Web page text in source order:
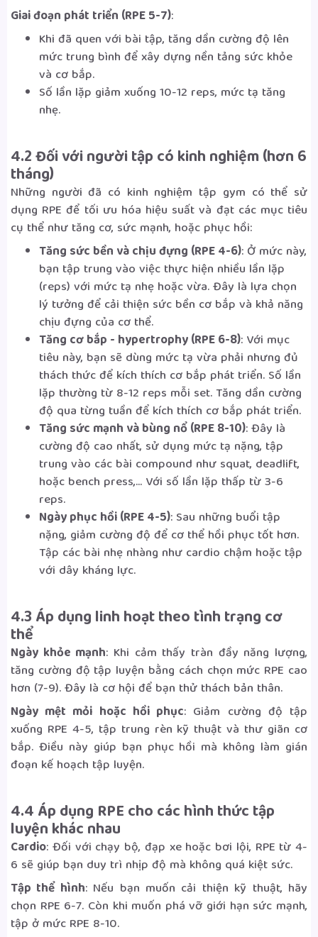
Giai đoạn phát triển (RPE 5-7):
Khi đã quen với bài tập, tăng dần cường độ lên
mức trung bình để xây dựng nền tảng sức khỏe
và cơ bắp.
Số lần lặp giảm xuống 10-12 reps, mức tạ tăng
nhẹ.
4.2 Đối với người tập có kinh nghiệm (hơn 6
tháng)
Những người đã có kinh nghiệm tập gym có thể sử
dụng RPE để tối ưu hóa hiệu suất và đạt các mục tiêu
cụ thể như tăng cơ, sức mạnh, hoặc phục hồi:
Tăng sức bền và chịu đựng (RPE 4-6): Ở mức này,
bạn tập trung vào việc thực hiện nhiều lần lặp
(reps) với mức tạ nhẹ hoặc vừa. Đây là lựa chọn
lý tưởng để cải thiện sức bền cơ bắp và khả năng
chịu đựng của cơ thể.
Tăng cơ bắp - hypertrophy (RPE 6-8): Với mục
tiêu này, bạn sẽ dùng mức tạ vừa phải nhưng đủ
thách thức để kích thích cơ bắp phát triển. Số lần
lặp thường từ 8-12 reps mỗi set. Tăng dần cường
độ qua từng tuần để kích thích cơ bắp phát triển.
Tăng sức mạnh và bùng nổ (RPE 8-10): Đây là
cường độ cao nhất, sử dụng mức tạ nặng, tập
trung vào các bài compound như squat, deadlift,
hoặc bench press,... Với số lần lặp thấp từ 3-6
reps.
Ngày phục hồi (RPE 4-5): Sau những buổi tập
nặng, giảm cường độ để cơ thể hồi phục tốt hơn.
Tập các bài nhẹ nhàng như cardio chậm hoặc tập
với dây kháng lực.
4.3 Áp dụng linh hoạt theo tình trạng cơ
thể
Ngày khỏe mạnh: Khi cảm thấy tràn đầy năng lượng,
tăng cường độ tập luyện bằng cách chọn mức RPE cao
hơn (7-9). Đây là cơ hội để bạn thử thách bản thân.
Ngày mệt mỏi hoặc hồi phục: Giảm cường độ tập
xuống RPE 4-5, tập trung rèn kỹ thuật và thư giãn cơ
bắp. Điều này giúp bạn phục hồi mà không làm gián
đoạn kế hoạch tập luyện.
4.4 Áp dụng RPE cho các hình thức tập
luyện khác nhau
Cardio: Đối với chạy bộ, đạp xe hoặc bơi lội, RPE từ 4-
6 sẽ giúp bạn duy trì nhịp độ mà không quá kiệt sức.
Tập thể hình: Nếu bạn muốn cải thiện kỹ thuật, hãy
chọn RPE 6-7. Còn khi muốn phá vỡ giới hạn sức mạnh,
tập ở mức RPE 8-10.